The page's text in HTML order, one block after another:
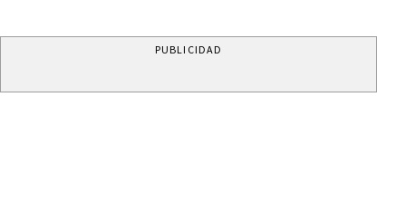
PUBLICIDAD